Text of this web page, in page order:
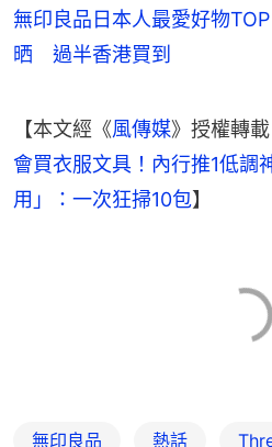
無印良品日本人最愛好物
晒 過半香港買到
【本文經《風傳媒》授權轉載
會買衣服文具！內行推1低調
用」：一次狂掃10包】
無印良品 熱話